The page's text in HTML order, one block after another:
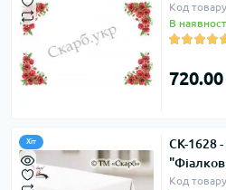
Код
В
Хіт
СК-1628
Код